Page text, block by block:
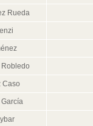
Rueda
Robledo
Caso